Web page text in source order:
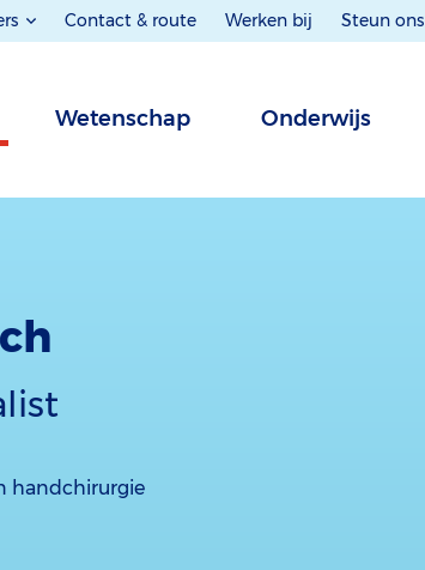
Contact & route Werken bij Steun ons
Wetenschap Onderwijs
handchirurgie